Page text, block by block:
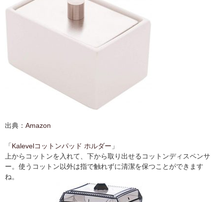
出典： Amazon
「Kalevelコットンパッド ホルダー 」
上からコットンを入れて、下から取り出せるコットンディスペンサ
ー。使うコットン以外は指で触れずに清潔を保つことができます
ね。